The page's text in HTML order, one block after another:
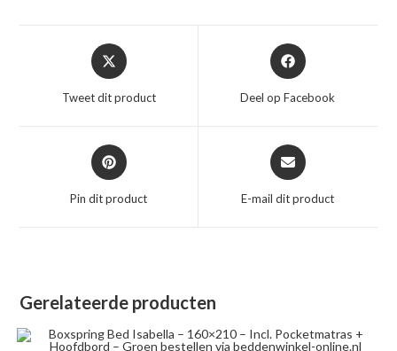
Opent
in
nieuw
Tweet dit product
Opent
in
nieuw
Deel op Facebook
Opent
in
nieuw
Pin dit product
Opent
in
nieuw
E-mail dit product
Gerelateerde producten